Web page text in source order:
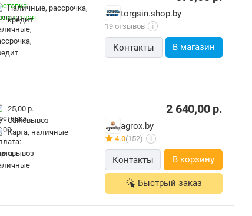
наличные, рассрочка,
кредит
torgsin.shop.by
19 отзывов i
Контакты В магазин
25,00 р.
Самовывоз
карта, наличные
2 640,00р.
agrox.by
4.0(152) i
Контакты В корзину
Быстрый заказ